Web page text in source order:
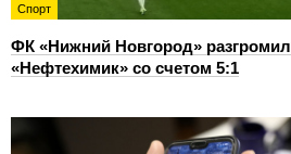
Спорт
ФК «Нижний Новгород» разгромил
«Нефтехимик» со счетом 5:1